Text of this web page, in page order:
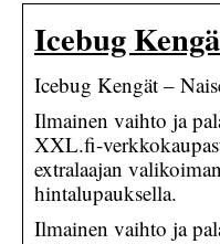
Icebug
Icebug Kengät –
Ilmainen vaihto ja
XXL.fi-
extralaajan
hintalupauksella.
Ilmainen vaihto ja